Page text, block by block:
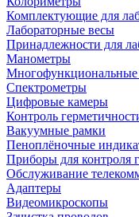
Комплектующие для
Лабораторные весы
Принадлежности для
Манометры
Спектрометры
Цифровые камеры
Контроль
Вакуумные рамки
Пеноплёночные
Приборы для контроля
Обслуживание
Адаптеры
Видеомикроскопы